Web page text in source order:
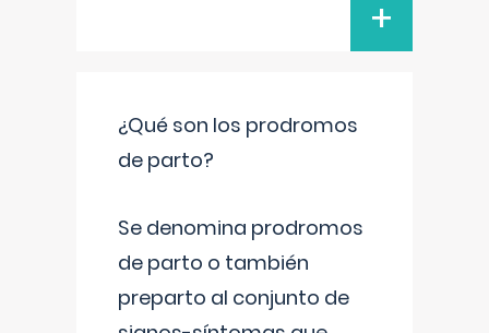
+
¿Qué son los prodromos
de parto?
Se denomina prodromos
de parto o también
preparto al conjunto de